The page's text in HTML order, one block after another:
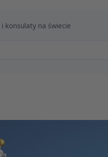
konsulaty na świecie